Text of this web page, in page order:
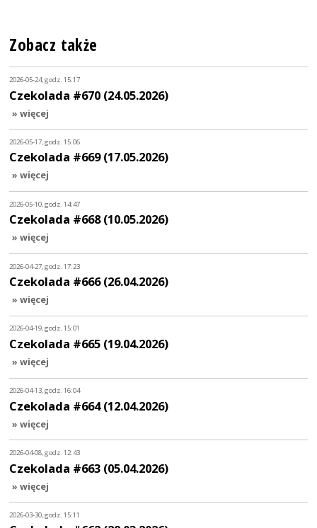
Zobacz także
2026-05-24, godz. 15:17
Czekolada #670 (24.05.2026)
» więcej
2026-05-17, godz. 15:06
Czekolada #669 (17.05.2026)
» więcej
2026-05-10, godz. 14:47
Czekolada #668 (10.05.2026)
» więcej
2026-04-27, godz. 17:23
Czekolada #666 (26.04.2026)
» więcej
2026-04-19, godz. 15:01
Czekolada #665 (19.04.2026)
» więcej
2026-04-13, godz. 16:04
Czekolada #664 (12.04.2026)
» więcej
2026-04-08, godz. 12:43
Czekolada #663 (05.04.2026)
» więcej
2026-03-30, godz. 15:11